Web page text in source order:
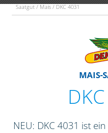
Saatgut / Mais / DKC 4031
MAIS-
NEU: DKC 4031 ist